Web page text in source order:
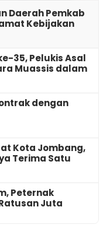
Daerah Pemkab
Kebijakan
35, Pelukis Asal
Muassis dalam
dengan
Kota Jombang,
Terima Satu
Peternak
Juta